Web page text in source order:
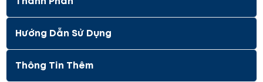
Hướng Dẫn Sử Dụng
Thông Tin Thêm